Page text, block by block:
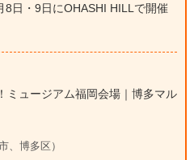
日・9日にOHASHI HILLで開催
ミュージアム福岡会場｜博多マル
、博多区）